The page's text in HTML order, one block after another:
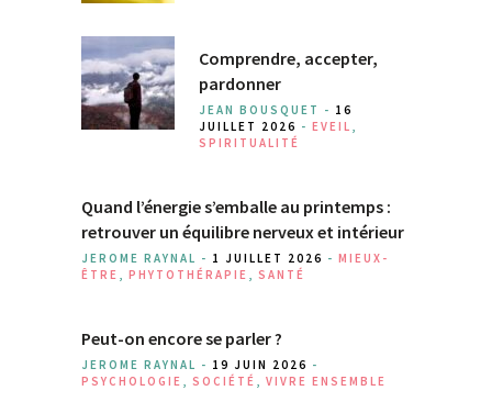
Comprendre, accepter,
pardonner
JEAN BOUSQUET - 16
JUILLET 2026 - EVEIL
SPIRITUALITÉ
Quand l’énergie s’emballe au printemps :
retrouver un équilibre nerveux et intérieur
JEROME RAYNAL - 1 JUILLET 2026 - MIEUX-
ÊTRE
PHYTOTHÉRAPIE SANTÉ
Peut-on encore se parler ?
JEROME RAYNAL - 19 JUIN 2026 -
PSYCHOLOGIE
SOCIÉTÉ VIVRE ENSEMBLE